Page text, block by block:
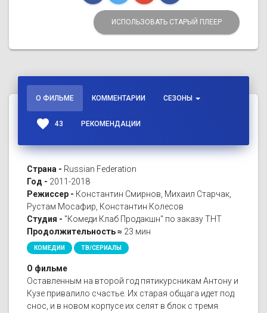
ИСПОЛЬЗОВАТЬ СТАРЫЙ ПЛЕЕР
О ФИЛЬМЕ КОММЕНТАРИИ СЕЗОНЫ
favorite 43 РЕКОМЕНДАЦИИ
Страна - Russian Federation
Год - 2011-2018
Режиссер - Константин Смирнов, Михаил Старчак,
Рустам Мосафир, Константин Колесов
Студия - "Комеди Клаб Продакшн" по заказу ТНТ
Продолжительность ≈ 23 мин
КОМЕДИИ ТВ/СЕРИАЛЫ
О фильме
Оставленным на второй год пятикурсникам Антону и
Кузе привалило счастье. Их старая общага идет под
снос, и в новом корпусе их селят в блок с тремя